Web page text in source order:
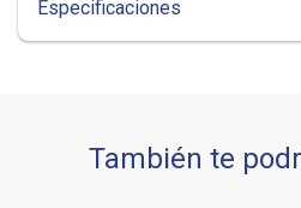
Especificaciones
También te